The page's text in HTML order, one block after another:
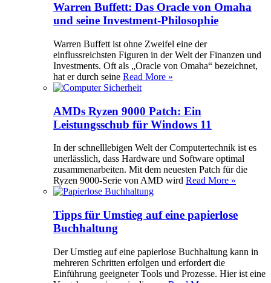
Warren Buffett: Das Oracle von Omaha
und seine Investment-Philosophie
Warren Buffett ist ohne Zweifel eine der
einflussreichsten Figuren in der Welt der Finanzen und
Investments. Oft als „Oracle von Omaha“ bezeichnet,
hat er durch seine Read More »
AMDs Ryzen 9000 Patch: Ein
Leistungsschub für Windows 11
In der schnelllebigen Welt der Computertechnik ist es
unerlässlich, dass Hardware und Software optimal
zusammenarbeiten. Mit dem neuesten Patch für die
Ryzen 9000-Serie von AMD wird Read More »
Tipps für Umstieg auf eine papierlose
Buchhaltung
Der Umstieg auf eine papierlose Buchhaltung kann in
mehreren Schritten erfolgen und erfordert die
Einführung geeigneter Tools und Prozesse. Hier ist eine